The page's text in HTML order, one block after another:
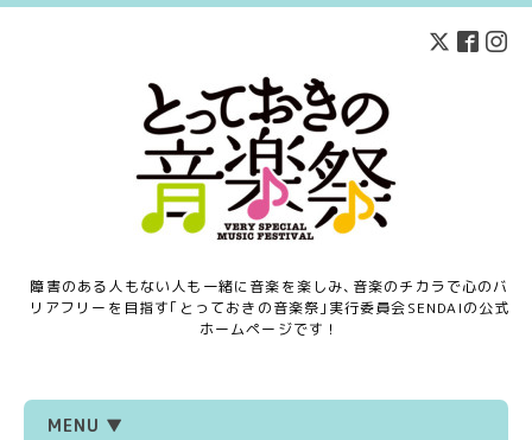
障害のある人もない人も一緒に音楽を楽しみ､音楽のチカラで心のバ
リアフリーを目指す｢とっておきの音楽祭｣実行委員会SENDAIの公式
ホームページです！
MENU ▼